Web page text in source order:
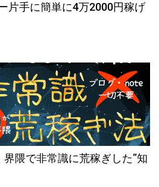
片手に簡単に4万2000円稼げ
界隈で非常識に荒稼ぎした”知